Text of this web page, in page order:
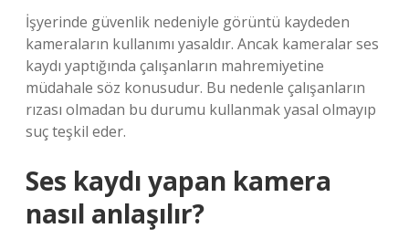
İşyerinde güvenlik nedeniyle görüntü kaydeden
kameraların kullanımı yasaldır. Ancak kameralar ses
kaydı yaptığında çalışanların mahremiyetine
müdahale söz konusudur. Bu nedenle çalışanların
rızası olmadan bu durumu kullanmak yasal olmayıp
suç teşkil eder.
Ses kaydı yapan kamera
nasıl anlaşılır?